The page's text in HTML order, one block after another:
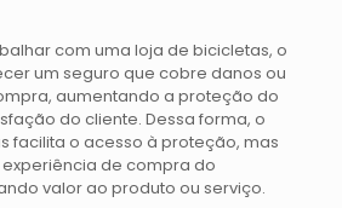
com uma loja de bicicletas, o
um seguro que cobre danos ou
aumentando a proteção do
do cliente. Dessa forma, o
facilita o acesso à proteção, mas
de compra do
valor ao produto ou serviço.